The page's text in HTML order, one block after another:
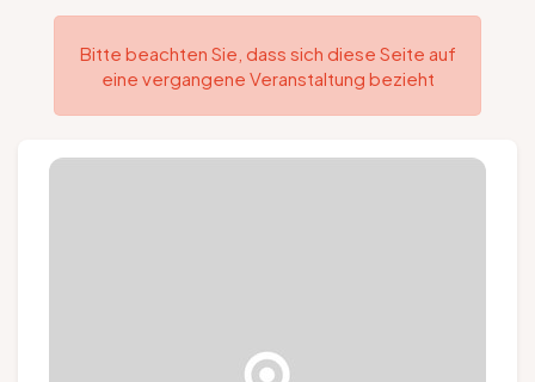
Gruppen und Reiseveranstalter
Bitte beachten Sie, dass sich diese Seite auf
eine vergangene Veranstaltung bezieht